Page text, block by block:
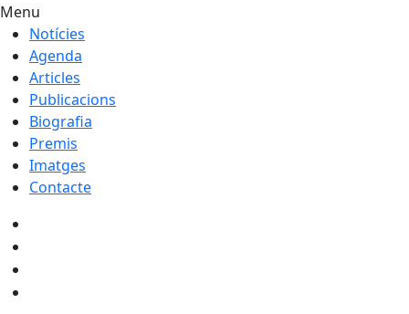
Menu
Notícies
Agenda
Articles
Publicacions
Biografia
Premis
Imatges
Contacte